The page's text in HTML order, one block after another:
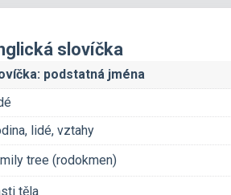
slovíčka
podstatná jména
lidé, vztahy
tree (rodokmen)
těla